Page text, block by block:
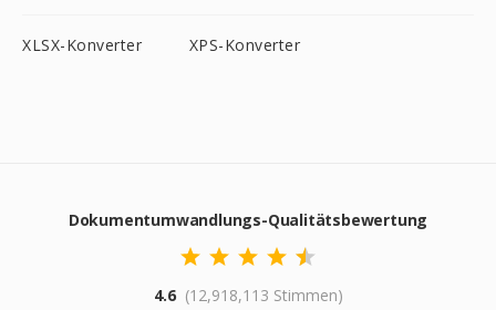
XLSX-Konverter XPS-Konverter
Dokumentumwandlungs-Qualitätsbewertung
4.6 (12,918,113 Stimmen)